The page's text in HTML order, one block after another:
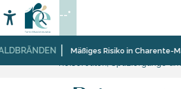
au
contenu
principal
Mäßiges Risiko in Charente-
Accessibilité
Suche
--°
Startseite